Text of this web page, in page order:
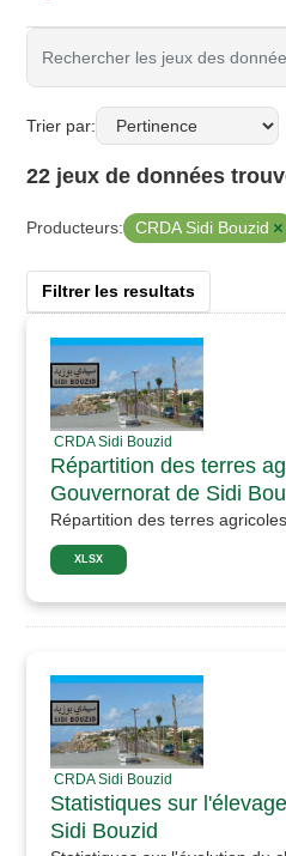
Trier par
22 jeux de données
Producteurs: CRDA Sidi Bouzid
Filtrer les resultats
CRDA Sidi Bouzid
Répartition des terres
Gouvernorat de Sidi
Répartition des terres
XLSX
CRDA Sidi Bouzid
Statistiques sur
Sidi Bouzid